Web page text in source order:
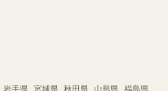
岩手県 宮城県 秋田県 山形県 福島県